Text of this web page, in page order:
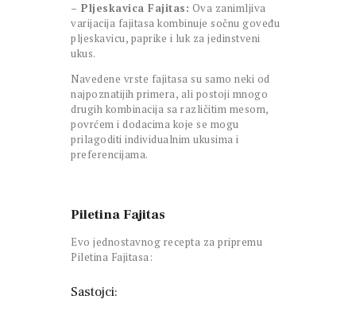
– Pljeskavica Fajitas: Ova zanimljiva
varijacija fajitasa kombinuje sočnu goveđu
pljeskavicu, paprike i luk za jedinstveni
ukus.
Navedene vrste fajitasa su samo neki od
najpoznatijih primera, ali postoji mnogo
drugih kombinacija sa različitim mesom,
povrćem i dodacima koje se mogu
prilagoditi individualnim ukusima i
preferencijama.
Piletina Fajitas
Evo jednostavnog recepta za pripremu
Piletina Fajitasa:
Sastojci: